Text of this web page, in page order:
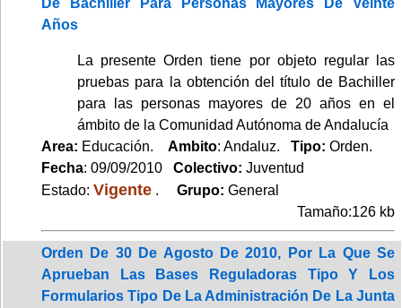
Años
La presente Orden tiene por objeto regular las
pruebas para la obtención del título de Bachiller
para las personas mayores de 20 años en el
ámbito de la Comunidad Autónoma de Andalucía
Area: Educación. Ambito: Andaluz. Tipo: Orden.
Fecha: 09/09/2010 Colectivo: Juventud
Estado: Vigente . Grupo: General
Tamaño:126 kb
Orden De 30 De Agosto De 2010, Por La Que Se
Aprueban Las Bases Reguladoras Tipo Y Los
Formularios Tipo De La Administración De La Junta